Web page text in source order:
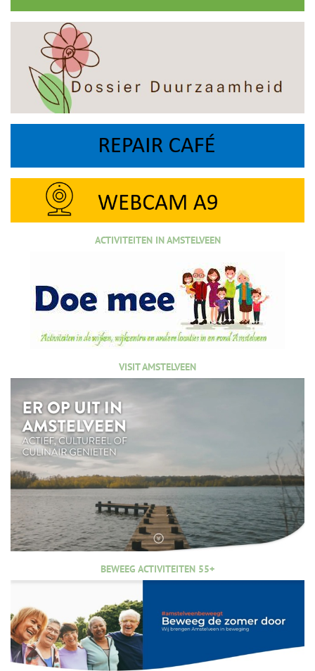
ACTIVITEITEN IN AMSTELVEEN
VISIT AMSTELVEEN
BEWEEG ACTIVITEITEN 55+